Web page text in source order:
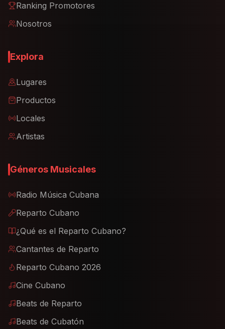
Ranking Promotores
Nosotros
Explora
Lugares
Productos
Locales
Artistas
Géneros Musicales
Radio Música Cubana
Reparto Cubano
¿Qué es el Reparto Cubano?
Cantantes de Reparto
Reparto Cubano 2026
Cine Cubano
Beats de Reparto
Beats de Cubatón